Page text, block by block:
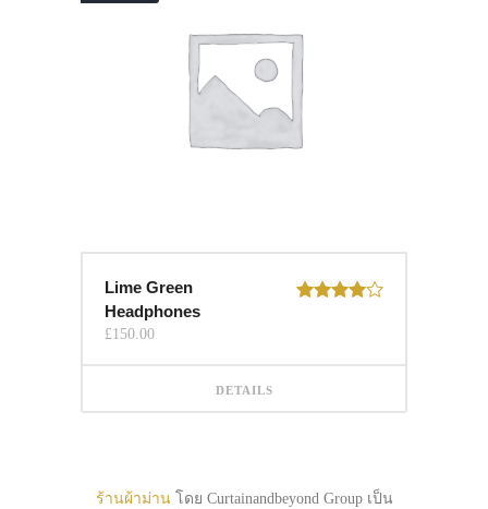
Lime Green
Headphones
£150.00
DETAILS
ร้านผ้าม่านโดย Curtainandbeyond Group เป็น